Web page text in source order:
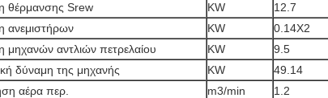
θέρμανσης Srew
KW 12.7
ανεμιστήρων
KW 0.14X2
μηχανών αντλιών πετρελαίου
KW 9.5
δύναμη της μηχανής
KW 49.14
αέρα περ.
m3/min 1.2